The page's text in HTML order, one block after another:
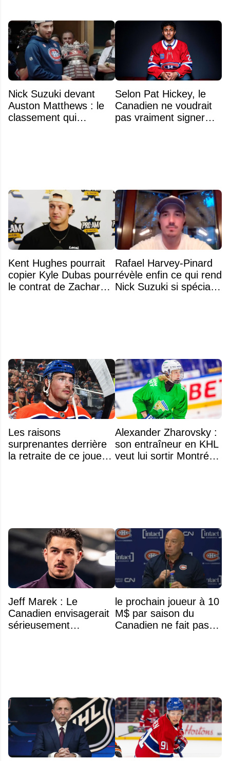
Nick Suzuki devant
Auston Matthews : le
classement qui
Selon Pat Hickey, le
Canadien ne voudrait
pas vraiment signer
Kent Hughes pourrait
copier Kyle Dubas pour
le contrat de Zachary
Rafael Harvey-Pinard
révèle enfin ce qui rend
Nick Suzuki si spécial
Les raisons
surprenantes derrière
la retraite de ce joueur
Alexander Zharovsky :
son entraîneur en KHL
veut lui sortir Montréal
Jeff Marek : Le
Canadien envisagerait
sérieusement
le prochain joueur à 10
M$ par saison du
Canadien ne fait pas